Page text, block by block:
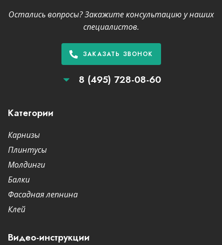
Остались вопросы? Закажите консультацию у наших
специалистов.
ЗАКАЗАТЬ ЗВОНОК
8 (495) 728-08-60
Категории
Карнизы
Плинтусы
Молдинги
Балки
Фасадная лепнина
Клей
Видео-инструкции